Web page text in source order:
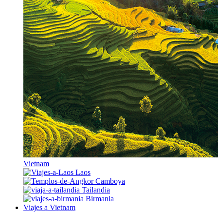
Vietnam
Laos
Camboya
Tailandia
Birmania
Viajes a Vietnam